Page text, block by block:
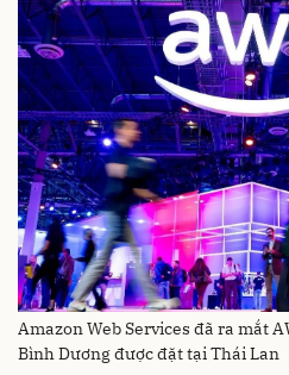
Amazon Web Services đã ra mắt
Bình Dương được đặt tại Thái Lan